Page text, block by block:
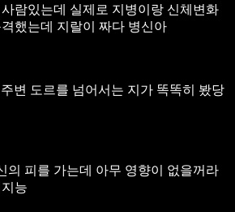
람있는데 실제로 지병이랑 신체변화
했는데 지랄이 짜다 병신아
변 도르를 넘어서는 지가 똑똑히 봤당
의 피를 가는데 아무 영향이 없을꺼라
능